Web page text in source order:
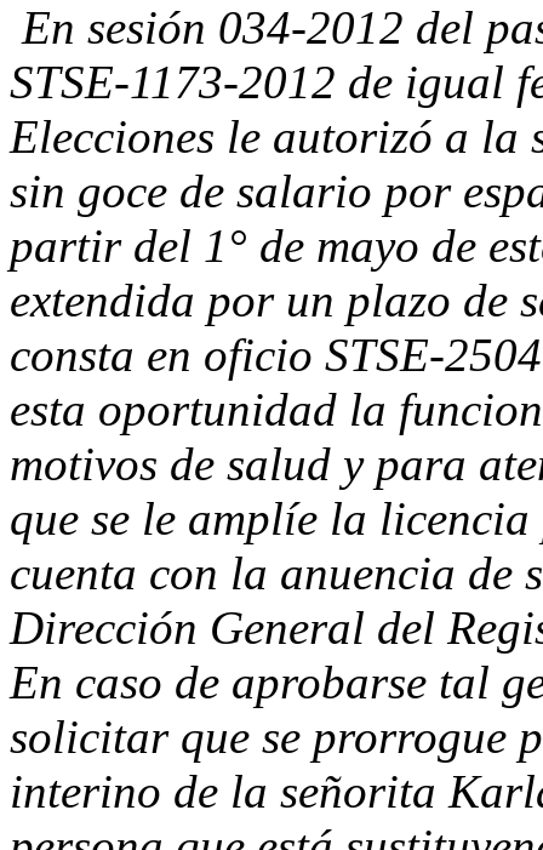
En sesión 034-2012 del
STSE-1173-2012 de igual
Elecciones le autorizó a la
sin goce de salario por
partir del 1° de mayo de
extendida por un plazo de
consta en oficio STSE-
esta oportunidad la
motivos de salud y para
que se le amplíe la licencia
cuenta con la anuencia de
Dirección General del
En caso de aprobarse tal
solicitar que se prorrogue
interino de la señorita